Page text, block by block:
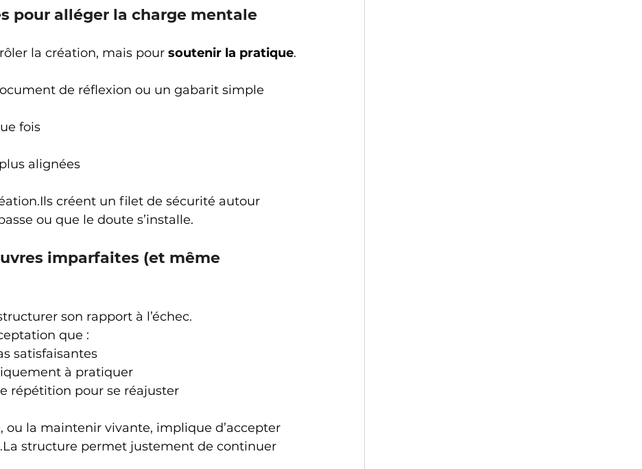
pour alléger la charge mentale
la création, mais pour soutenir la pratique.
de réflexion ou un gabarit simple
fois
alignées
créent un filet de sécurité autour
ou que le doute s’installe.
imparfaites (et même
son rapport à l’échec.
que :
satisfaisantes
à pratiquer
répétition pour se réajuster
la maintenir vivante, implique d’accepter
structure permet justement de continuer